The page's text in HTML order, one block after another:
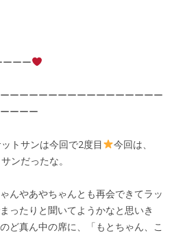
ーー
ーーーーーーーーーーーーーーーー
ーーー
トサンは今回で2度目
今回は、
ンだったな。
んやあやちゃんとも再会できてラッ
ったりと聞いてようかなと思いき
ど真ん中の席に、「もとちゃん、こ